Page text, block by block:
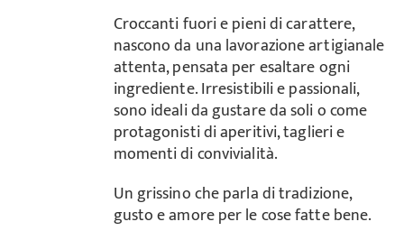
Croccanti fuori e pieni di carattere,
nascono da una lavorazione artigianale
attenta, pensata per esaltare ogni
ingrediente. Irresistibili e passionali,
sono ideali da gustare da soli o come
protagonisti di aperitivi, taglieri e
momenti di convivialità.
Un grissino che parla di tradizione,
gusto e amore per le cose fatte bene.